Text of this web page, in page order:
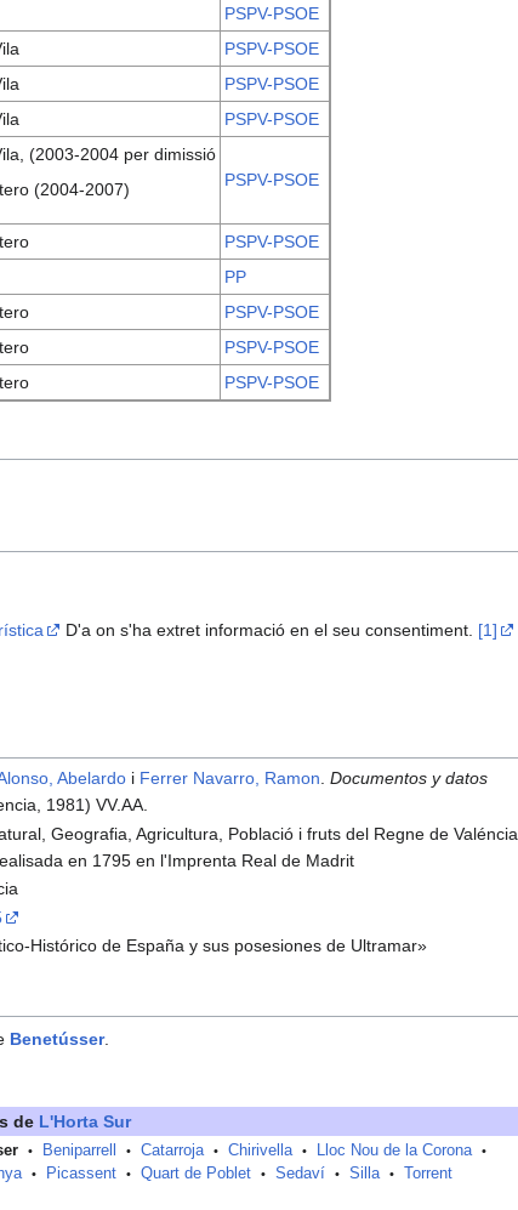
PSPV-PSOE
PSPV-PSOE
PSPV-PSOE
PSPV-PSOE
(2003-2004 per dimissió
(2004-2007)
PSPV-PSOE
PSPV-PSOE
PP
PSPV-PSOE
PSPV-PSOE
PSPV-PSOE
D'a on s'ha extret informació en el seu consentiment. [1]
Abelardo i Ferrer Navarro, Ramon.Documentos y datos
1981) VV.AA.
Geografia, Agricultura, Població i fruts del Regne de Valéncia.
en 1795 en l'Imprenta Real de Madrit
Histórico de España y sus posesiones de Ultramar»
Benetússer.
de L'Horta Sur
• Beniparrell • Catarroja • Chirivella • Lloc Nou de la Corona •
• Picassent • Quart de Poblet • Sedaví • Silla • Torrent